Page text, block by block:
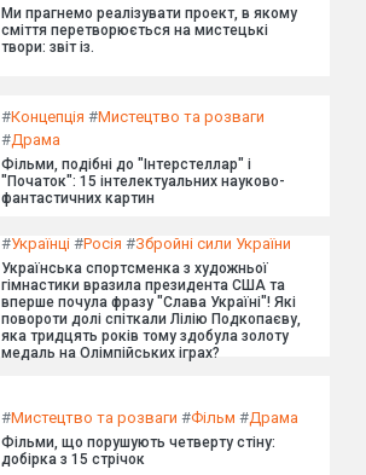
Ми прагнемо реалізувати проект, в якому
сміття перетворюється на мистецькі
твори: звіт із.
#Концепція #Мистецтво та розваги
#Драма
Фільми, подібні до "Інтерстеллар" і
"Початок": 15 інтелектуальних науково-
фантастичних картин
#Українці #Росія #Збройні сили України
Українська спортсменка з художньої
гімнастики вразила президента США та
вперше почула фразу "Слава Україні"! Які
повороти долі спіткали Лілію Подкопаєву,
яка тридцять років тому здобула золоту
медаль на Олімпійських іграх?
#Мистецтво та розваги #Фільм #Драма
Фільми, що порушують четверту стіну:
добірка з 15 стрічок